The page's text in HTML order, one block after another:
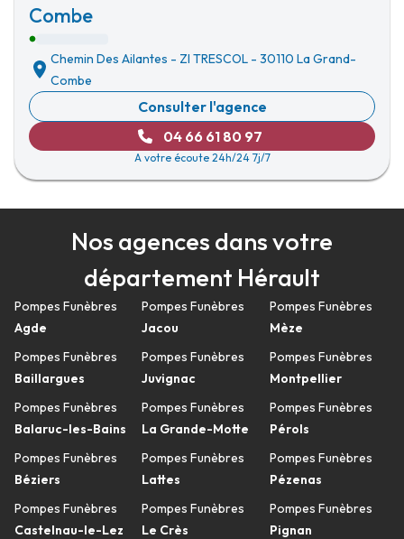
Combe
Chemin Des Ailantes - ZI TRESCOL - 30110 La Grand-
Combe
Consulter l'agence
04 66 61 80 97
A votre écoute 24h/24 7j/7
Nos agences dans votre
département Hérault
Pompes Funèbres
Agde
Pompes Funèbres
Baillargues
Pompes Funèbres
Balaruc-les-Bains
Pompes Funèbres
Béziers
Pompes Funèbres
Castelnau-le-Lez
Pompes Funèbres
Jacou
Pompes Funèbres
Juvignac
Pompes Funèbres
La Grande-Motte
Pompes Funèbres
Lattes
Pompes Funèbres
Le Crès
Pompes Funèbres
Mèze
Pompes Funèbres
Montpellier
Pompes Funèbres
Pérols
Pompes Funèbres
Pézenas
Pompes Funèbres
Pignan